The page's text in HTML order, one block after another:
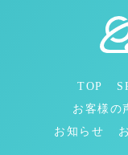
TOP
お客様の
お知らせ